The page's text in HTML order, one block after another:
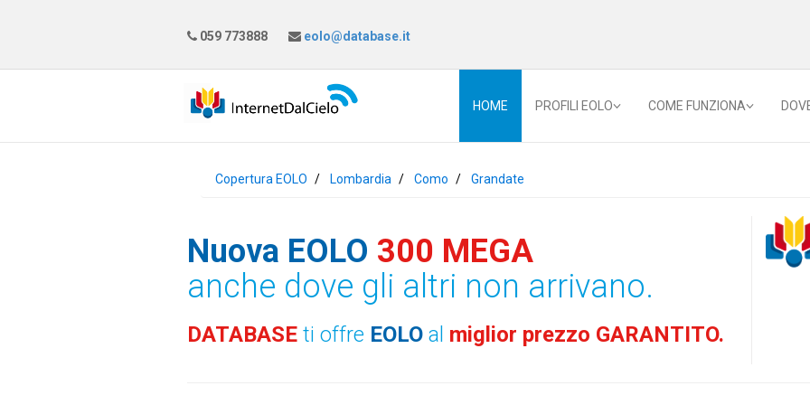
059 773888 eolo@database.it
HOME PROFILI EOLO COME FUNZIONA
Copertura EOLO Lombardia Como Grandate
Nuova EOLO 300 MEGA
anche dove gli altri non arrivano.
DATABASE ti offre EOLO al miglior prezzo GARANTITO.